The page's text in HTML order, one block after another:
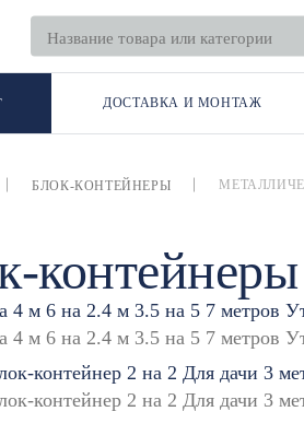
ДОСТАВКА И МОНТАЖ
БЛОК-КОНТЕЙНЕРЫ
4 м 6 на 2.4 м 3.5 на 5 7 метров
контейнер 2 на 2 Для дачи 3